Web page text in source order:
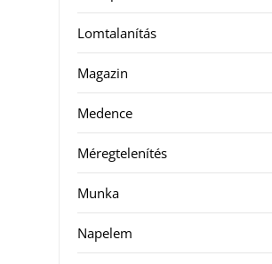
Lomtalanítás
Magazin
Medence
Méregtelenítés
Munka
Napelem